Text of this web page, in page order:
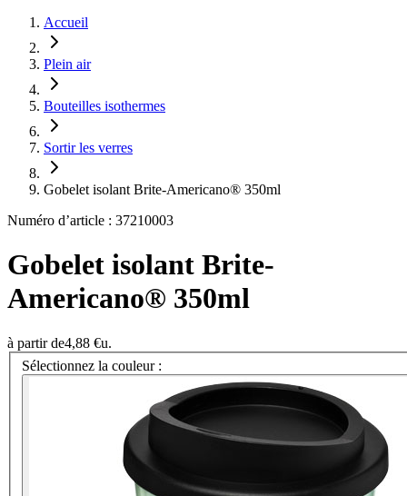
Accueil
Plein air
Bouteilles isothermes
Sortir les verres
Gobelet isolant Brite-Americano® 350ml
Numéro d’article : 37210003
Gobelet isolant Brite-
Americano® 350ml
à partir de4,88 €u.
Sélectionnez la couleur :